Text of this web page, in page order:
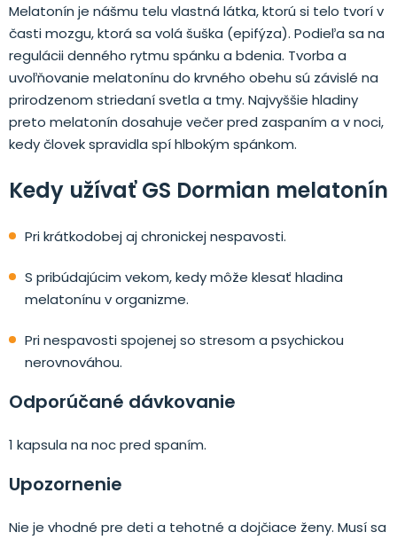
Melatonín je nášmu telu vlastná látka, ktorú si telo tvorí v
časti mozgu, ktorá sa volá šuška (epifýza). Podieľa sa na
regulácii denného rytmu spánku a bdenia. Tvorba a
uvoľňovanie melatonínu do krvného obehu sú závislé na
prirodzenom striedaní svetla a tmy. Najvyššie hladiny
preto melatonín dosahuje večer pred zaspaním a v noci,
kedy človek spravidla spí hlbokým spánkom.
Kedy užívať GS Dormian melatonín
Pri krátkodobej aj chronickej nespavosti.
S pribúdajúcim vekom, kedy môže klesať hladina
melatonínu v organizme.
Pri nespavosti spojenej so stresom a psychickou
nerovnováhou.
Odporúčané dávkovanie
1 kapsula na noc pred spaním.
Upozornenie
Nie je vhodné pre deti a tehotné a dojčiace ženy. Musí sa